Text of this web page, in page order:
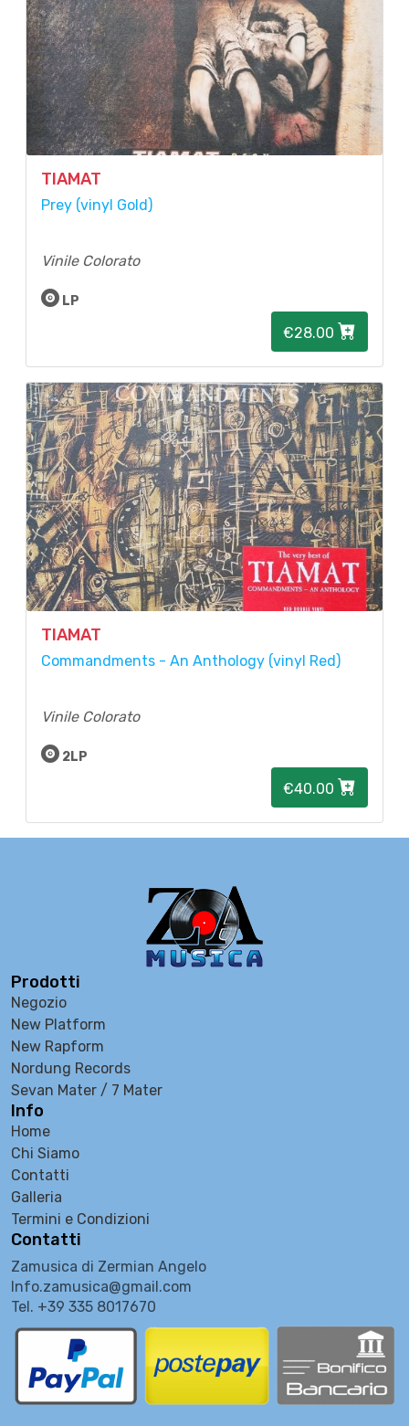
TIAMAT
Prey (vinyl Gold)
Vinile Colorato
LP
€28.00
TIAMAT
Commandments - An Anthology (vinyl Red)
Vinile Colorato
2LP
€40.00
Prodotti
Negozio
New Platform
New Rapform
Nordung Records
Sevan Mater / 7 Mater
Info
Home
Chi Siamo
Contatti
Galleria
Termini e Condizioni
Contatti
Zamusica di Zermian Angelo
Info.zamusica@gmail.com
Tel. +39 335 8017670